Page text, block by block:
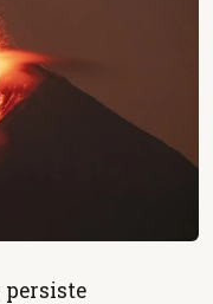
persiste